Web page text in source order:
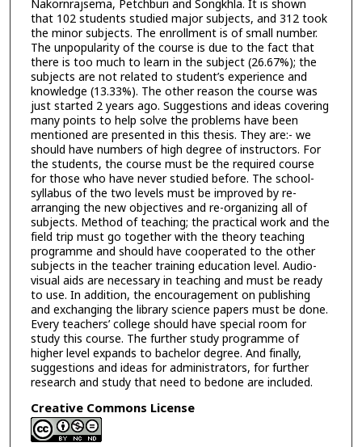
Nakornrajsema, Petchburi and Songkhla. It is shown
that 102 students studied major subjects, and 312 took
the minor subjects. The enrollment is of small number.
The unpopularity of the course is due to the fact that
there is too much to learn in the subject (26.67%); the
subjects are not related to student’s experience and
knowledge (13.33%). The other reason the course was
just started 2 years ago. Suggestions and ideas covering
many points to help solve the problems have been
mentioned are presented in this thesis. They are:- we
should have numbers of high degree of instructors. For
the students, the course must be the required course
for those who have never studied before. The school-
syllabus of the two levels must be improved by re-
arranging the new objectives and re-organizing all of
subjects. Method of teaching; the practical work and the
field trip must go together with the theory teaching
programme and should have cooperated to the other
subjects in the teacher training education level. Audio-
visual aids are necessary in teaching and must be ready
to use. In addition, the encouragement on publishing
and exchanging the library science papers must be done.
Every teachers’ college should have special room for
study this course. The further study programme of
higher level expands to bachelor degree. And finally,
suggestions and ideas for administrators, for further
research and study that need to bedone are included.
Creative Commons License